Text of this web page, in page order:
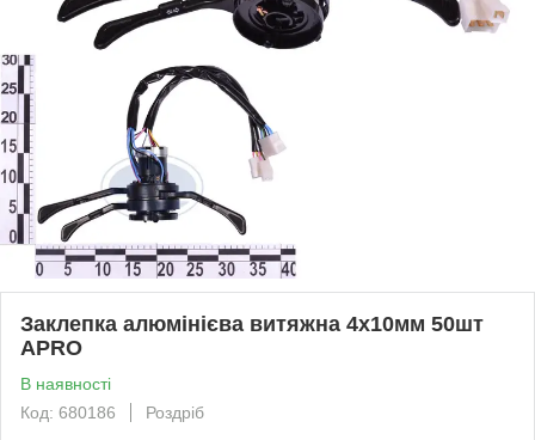
Заклепка алюмінієва витяжна 4х10мм 50шт
APRO
В наявності
Код: 680186
Роздріб